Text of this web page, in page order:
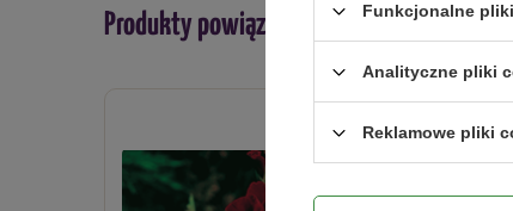
Produkty powiązane Funkcjonalne
Analityczne pliki
Reklamowe pliki